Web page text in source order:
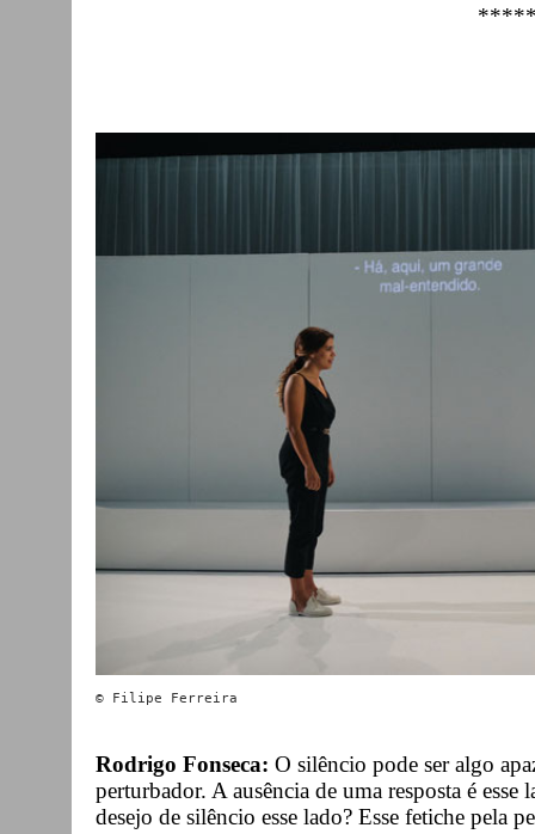
Rodrigo Fonseca: O silêncio pode ser algo
perturbador. A ausência de uma resposta é
desejo de silêncio esse lado? Esse fetiche pela